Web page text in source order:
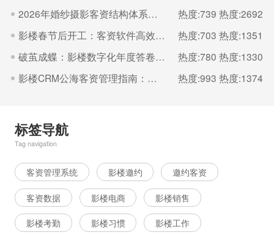
2026年婚纱摄影客资结构体系与精细化跟单指南
热度:739 热度:2692
影楼春节后开工：客资软件高效运维要点
热度:703 热度:1351
破茧成蝶：影楼数字化年度答卷—博诚云ERP与CRM系统落地应用深度总结
热度:780 热度:1330
影楼CRM公海客资管理指南：从“沉睡名单”到“复购与转介绍引擎
热度:993 热度:1374
标签导航
Tag navigation
客资管理系统 影楼邀约 邀约客资
客资数据 影楼电商 影楼销售
影楼考勤 影楼习惯 影楼工作